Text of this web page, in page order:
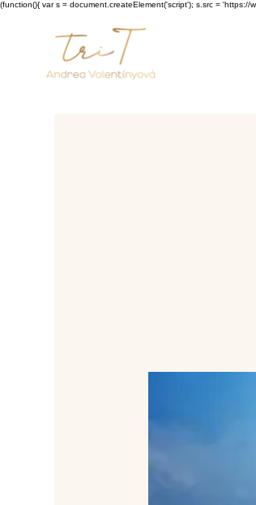
(function(){ var s = document.createElement('script'); s.src =